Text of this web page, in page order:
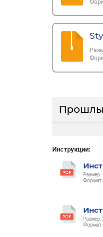
Инструкции:
Размер:
Формат:
Размер:
Формат: